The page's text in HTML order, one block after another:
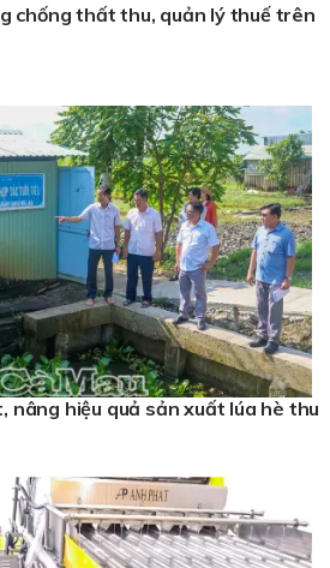
chống thất thu, quản lý thuế trên
nâng hiệu quả sản xuất lúa hè thu